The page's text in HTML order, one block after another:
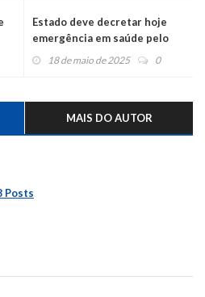
Estado deve decretar hoje
emergência em saúde pelo
aumento das internações
18 de maio de 2025 0
MAIS DO AUTOR
Posts